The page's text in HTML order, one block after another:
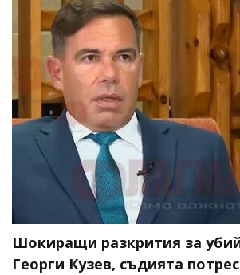
Шокиращи разкрития за
Георги Кузев, съдията